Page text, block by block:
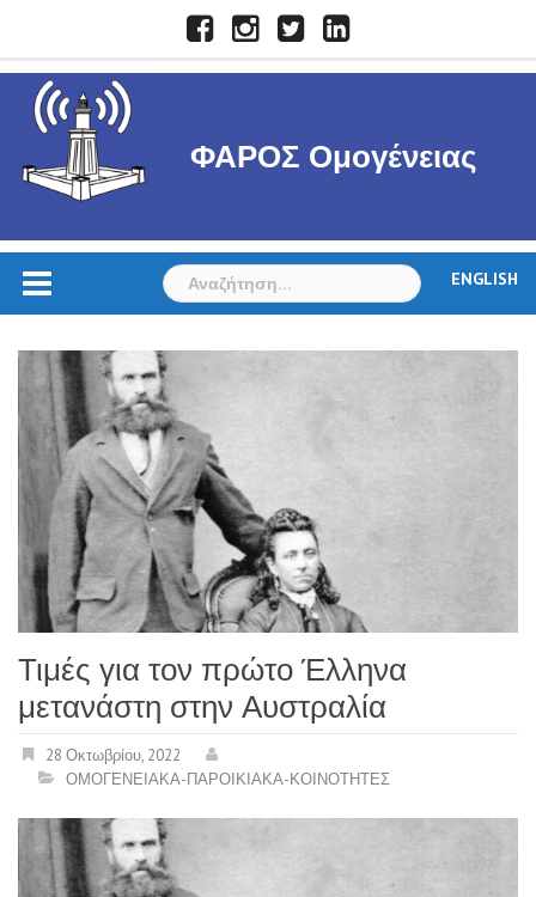
FacebookInstagramTwitterLinkedIn
ΦΑΡΟΣ Ομογένειας
ENGLISH
Αναζήτηση
για:
Τιμές για τον πρώτο Έλληνα
μετανάστη στην Αυστραλία
28 Οκτωβρίου, 2022
ΟΜΟΓΕΝΕΙΑΚΑ-ΠΑΡΟΙΚΙΑΚΑ-ΚΟΙΝΟΤΗΤΕΣ